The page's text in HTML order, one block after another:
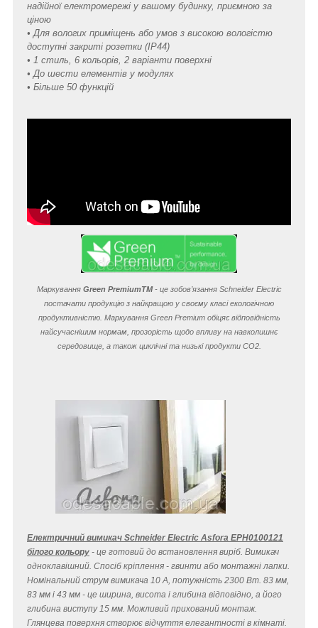
надійної електромережі у вашому будинку, приємною за
ціною
• Для вологих приміщень або умов з високою вологістю
доступні закриті розетки (IP44)
• 1 стиль, 6 кольорів, 2 варіанти поверхні
• До шести елементів у модулях
• Більше 50 функцій
Маркування Green PremiumTM- це зобов’язання Schneider Electric
постачати продукцію з найкращою у своєму класі екологічною
продуктивністю. Маркування Green Premium обіцяє відповідність
найсучаснішим нормам, прозорість щодо впливу на навколишнє
середовище, а також циклічні та низькі продукти CO2.
Електричний вимикач Schneider Electric Asfora EPH0100121
білого кольору - це готовий до встановлення виріб. Вимикач
одноклавішний. Спосіб кріплення - гвинти або монтажні лапки.
Номінальний струм вимикача 10 A, потужність 2300 Вт. 83 мм,
83 мм і 43 мм - це ширина, висота і глибина відповідно, а його
глибина виступу 15 мм. Можливий прихований монтаж.
Глянцева поверхня створює відчуття елегантності в кімнаті.